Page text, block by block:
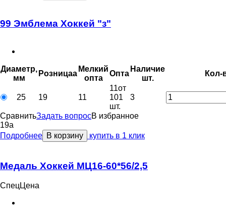
99 Эмблема Хоккей "з"
Диаметр,
мм
Розницаa
Мелкий
оптa
Оптa
Наличие
шт.
Кол-
25 19 11
11от
101
шт.
3
СравнитьЗадать вопросВ избранное
19a
Подробнее В корзину купить в 1 клик
Медаль Хоккей МЦ16-60*56/2,5
СпецЦена